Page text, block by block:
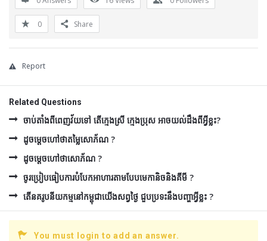
0 Share
Report
Related Questions
ចាប់តាំងពីពេញវ័យទៅ តើក្មេងស្រី ក្មេងប្រុស អាចយល់ដឹងពីអ្វីខ្លះ?
ដូចម្ដេចហៅថាតម្លៃសោភ័ណ ?
ដូចម្ដេចហៅថាសោភ័ណ ?
ចូរប្រៀបធៀបការបំបែកអាហារតាមបែបមេកានិចនិងគីមី ?
តើនគរូបនីយកម្មនៅកម្ពុជាយើងសព្វថ្ងៃ ជួបប្រទះនឹងបញ្ហាអ្វីខ្លះ ?
You must login to add an answer.